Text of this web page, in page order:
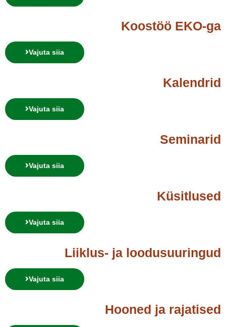
Koostöö EKO-ga
Vajuta siia
Kalendrid
Vajuta siia
Seminarid
Vajuta siia
Küsitlused
Vajuta siia
Liiklus- ja loodusuuringud
Vajuta siia
Hooned ja rajatised